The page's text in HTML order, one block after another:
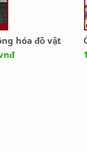
hóa đồ vật